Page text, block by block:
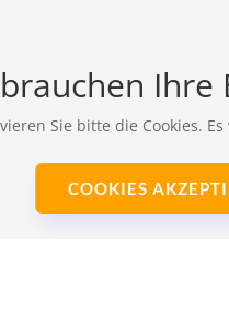
Ihre
Sie bitte die Cookies.
COOKIES